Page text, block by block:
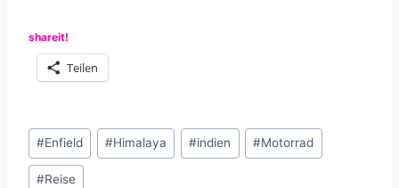
shareit!
Teilen
Schlagworte:
#Enfield #Himalaya #indien #Motorrad
#Reise